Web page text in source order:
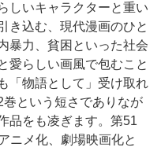
しいキャラクターと重い
き込む、現代漫画のひと
暴力、貧困といった社会
愛らしい画風で包むこと
「物語として」受け取れ
という短さでありなが
品をも凌ぎます。第51
ニメ化、劇場映画化と